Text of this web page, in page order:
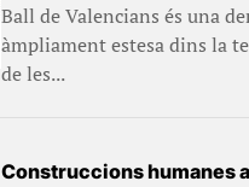
Ball de Valencians és una
àmpliament estesa dins la
de les...
Construccions humanes